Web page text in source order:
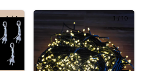
1/4 1 / 10